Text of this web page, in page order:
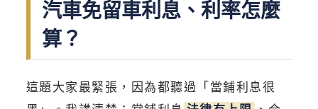
汽車免留車利息、利率怎麼
算？
這題大家最緊張，因為都聽過「當鋪利息很